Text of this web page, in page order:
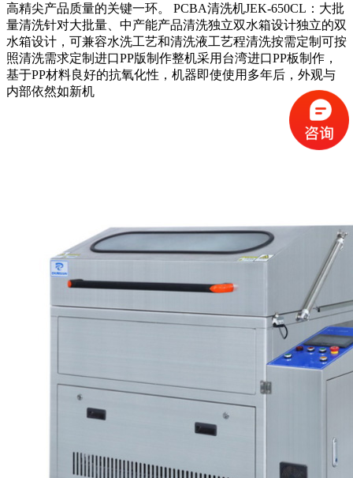
高精尖产品质量的关键一环。 PCBA清洗机JEK-650CL：大批
量清洗针对大批量、中产能产品清洗独立双水箱设计独立的双
水箱设计，可兼容水洗工艺和清洗液工艺程清洗按需定制可按
照清洗需求定制进口PP版制作整机采用台湾进口PP板制作，
基于PP材料良好的抗氧化性，机器即使使用多年后，外观与
内部依然如新机